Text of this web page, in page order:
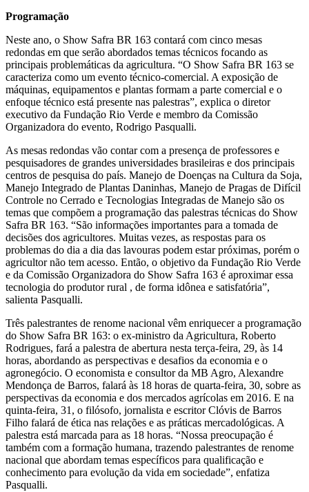
Programação
Neste ano, o Show Safra BR 163 contará com cinco mesas
redondas em que serão abordados temas técnicos focando as
principais problemáticas da agricultura. “O Show Safra BR 163 se
caracteriza como um evento técnico-comercial. A exposição de
máquinas, equipamentos e plantas formam a parte comercial e o
enfoque técnico está presente nas palestras”, explica o diretor
executivo da Fundação Rio Verde e membro da Comissão
Organizadora do evento, Rodrigo Pasqualli.
As mesas redondas vão contar com a presença de professores e
pesquisadores de grandes universidades brasileiras e dos principais
centros de pesquisa do país. Manejo de Doenças na Cultura da Soja,
Manejo Integrado de Plantas Daninhas, Manejo de Pragas de Difícil
Controle no Cerrado e Tecnologias Integradas de Manejo são os
temas que compõem a programação das palestras técnicas do Show
Safra BR 163. “São informações importantes para a tomada de
decisões dos agricultores. Muitas vezes, as respostas para os
problemas do dia a dia das lavouras podem estar próximas, porém o
agricultor não tem acesso. Então, o objetivo da Fundação Rio Verde
e da Comissão Organizadora do Show Safra 163 é aproximar essa
tecnologia do produtor rural , de forma idônea e satisfatória”,
salienta Pasqualli.
Três palestrantes de renome nacional vêm enriquecer a programação
do Show Safra BR 163: o ex-ministro da Agricultura, Roberto
Rodrigues, fará a palestra de abertura nesta terça-feira, 29, às 14
horas, abordando as perspectivas e desafios da economia e o
agronegócio. O economista e consultor da MB Agro, Alexandre
Mendonça de Barros, falará às 18 horas de quarta-feira, 30, sobre as
perspectivas da economia e dos mercados agrícolas em 2016. E na
quinta-feira, 31, o filósofo, jornalista e escritor Clóvis de Barros
Filho falará de ética nas relações e as práticas mercadológicas. A
palestra está marcada para as 18 horas. “Nossa preocupação é
também com a formação humana, trazendo palestrantes de renome
nacional que abordam temas específicos para qualificação e
conhecimento para evolução da vida em sociedade”, enfatiza
Pasqualli.